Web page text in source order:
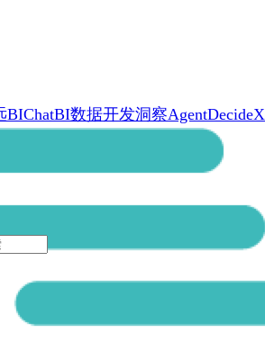
BIChatBI数据开发洞察AgentDecideX